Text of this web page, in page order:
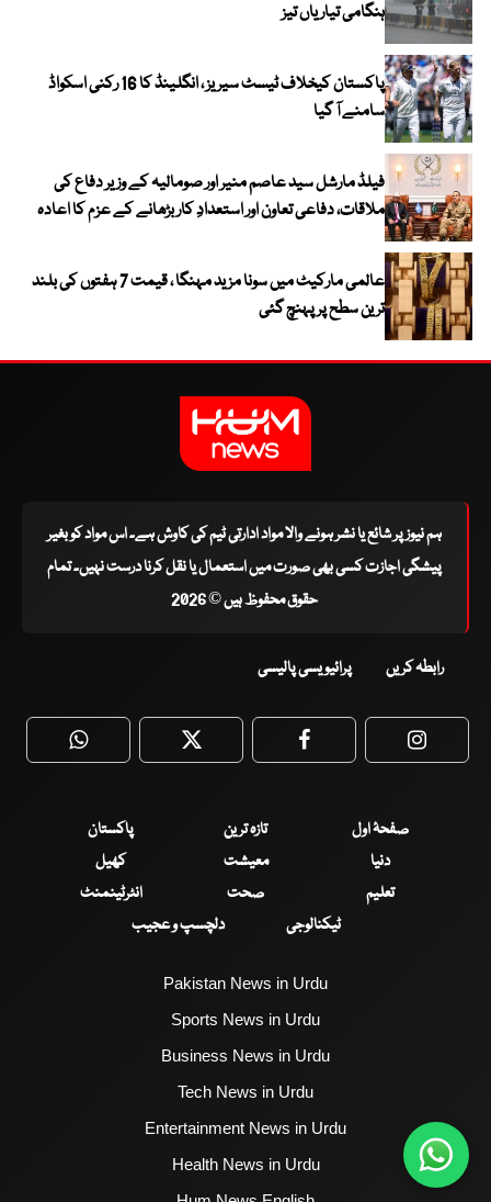
ہنگامی تیاریاں تیز
پاکستان کیخلاف ٹیسٹ سیریز ، انگلینڈ کا 16 رکنی اسکواڈ
سامنے آ گیا
فیلڈ مارشل سید عاصم منیر اور صومالیہ کے وزیر دفاع کی
ملاقات، دفاعی تعاون اور استعدادِ کار بڑھانے کے عزم کا اعادہ
عالمی مارکیٹ میں سونا مزید مہنگا ، قیمت 7 ہفتوں کی بلند
ترین سطح پر پہنچ گئی
ہم نیوز پر شائع یا نشر ہونے والا مواد ادارتی ٹیم کی کاوش ہے۔ اس مواد کو بغیر
پیشگی اجازت کسی بھی صورت میں استعمال یا نقل کرنا درست نہیں۔ تمام
حقوق محفوظ ہیں © 2026
رابطہ کریں پرائیویسی پالیسی
WhatsApp Twitter Facebook
صفحۂ اول تازہ ترین
پاکستان
دنیا
معیشت
کھیل
تعلیم
صحت
انٹرٹینمنٹ
ٹیکنالوجی
دلچسپ و عجیب
Pakistan News in Urdu
Sports News in Urdu
Business News in Urdu
Tech News in Urdu
Entertainment News in Urdu
Health News in Urdu